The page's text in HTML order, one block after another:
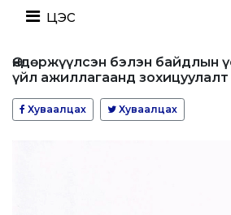
цэс
Өндөржүүлсэн бэлэн байдлын
үйл ажиллагаанд
Хуваалцах Хуваалцах